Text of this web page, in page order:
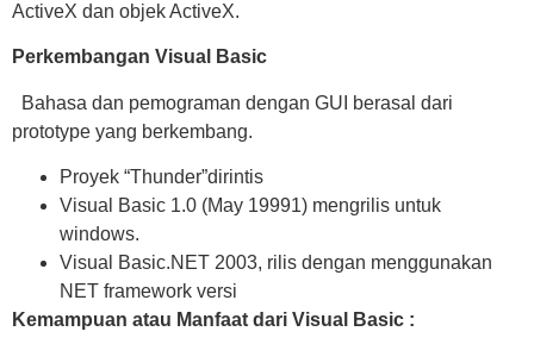
ActiveX dan objek ActiveX.
Perkembangan Visual Basic
Bahasa dan pemograman dengan GUI berasal dari
prototype yang berkembang.
Proyek “Thunder”dirintis
Visual Basic 1.0 (May 19991) mengrilis untuk
windows.
Visual Basic.NET 2003, rilis dengan menggunakan
NET framework versi
Kemampuan atau Manfaat dari Visual Basic :